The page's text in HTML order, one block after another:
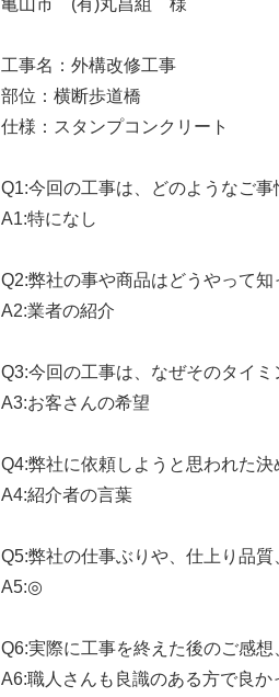
亀山市 (有)丸昌組 様
工事名：外構改修工事
部位：横断歩道橋
仕様：スタンプコンクリート
Q1:今回の工事は、どのようなご
A1:特になし
Q2:弊社の事や商品はどうやって
A2:業者の紹介
Q3:今回の工事は、なぜそのタイ
A3:お客さんの希望
Q4:弊社に依頼しようと思われた
A4:紹介者の言葉
Q5:弊社の仕事ぶりや、仕上り品
A5:◎
Q6:実際に工事を終えた後のご感
A6:職人さんも良識のある方で良か